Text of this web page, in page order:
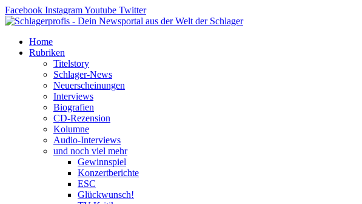
Zum
Inhalt
Facebook InstagramYoutube Twitter
Home
Rubriken
Titelstory
Schlager-News
Neuerscheinungen
Interviews
Biografien
CD-Rezension
Kolumne
Audio-Interviews
und noch viel mehr
Gewinnspiel
Konzertberichte
ESC
Glückwunsch!